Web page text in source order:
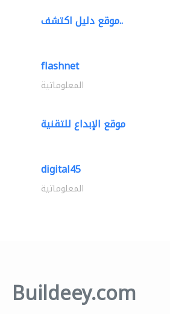
موقع دليل اكتشف..
flashnet
المعلوماتية
موقع الإبداع للتقنية
digital45
المعلوماتية
Buildeey.com